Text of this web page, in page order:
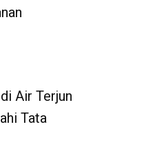
Air Terjun
Tata